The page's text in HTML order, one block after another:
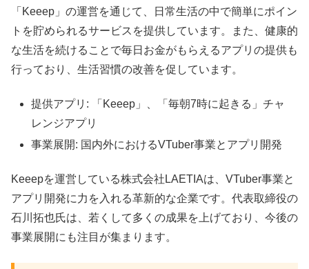
「Keeep」の運営を通じて、日常生活の中で簡単にポイン
トを貯められるサービスを提供しています。また、健康的
な生活を続けることで毎日お金がもらえるアプリの提供も
行っており、生活習慣の改善を促しています。
提供アプリ: 「Keeep」、「毎朝7時に起きる」チャ
レンジアプリ
事業展開: 国内外におけるVTuber事業とアプリ開発
Keeepを運営している株式会社LAETIAは、VTuber事業と
アプリ開発に力を入れる革新的な企業です。代表取締役の
石川拓也氏は、若くして多くの成果を上げており、今後の
事業展開にも注目が集まります。